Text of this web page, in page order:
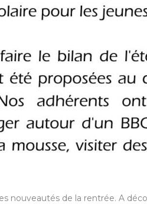
nouveautés de la rentrée. A